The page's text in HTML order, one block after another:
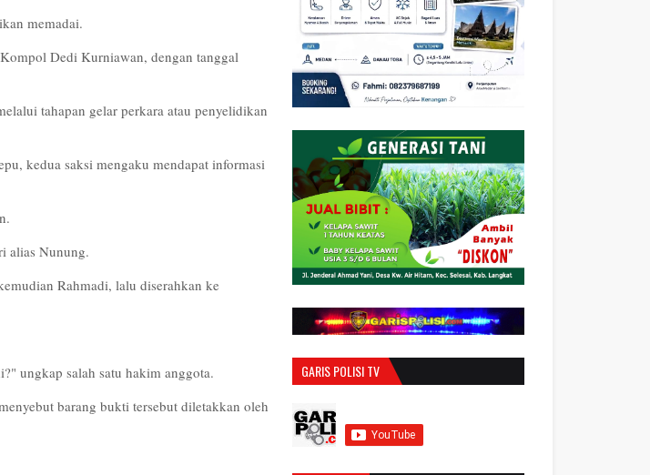
memadai.
Dedi Kurniawan, dengan tanggal
tahapan gelar perkara atau penyelidikan
kedua saksi mengaku mendapat informasi
alias Nunung.
Rahmadi, lalu diserahkan ke
ungkap salah satu hakim anggota.
barang bukti tersebut diletakkan oleh
GARIS POLISI TV